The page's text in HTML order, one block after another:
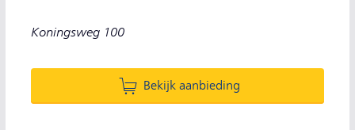
Koningsweg 100
Bekijk aanbieding